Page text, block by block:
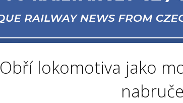
Obří lokomotiva jako